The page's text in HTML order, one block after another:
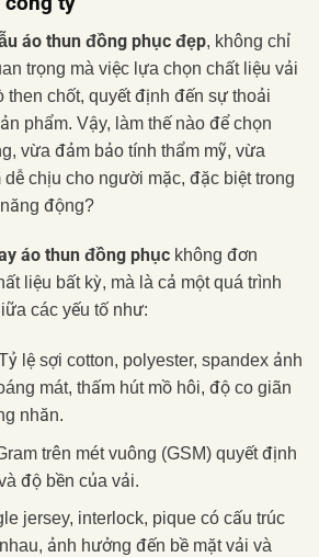
áo thun đồng phục đẹp, không chỉ
trọng mà việc lựa chọn chất liệu vải
then chốt, quyết định đến sự thoải
phẩm. Vậy, làm thế nào để chọn
vừa đảm bảo tính thẩm mỹ, vừa
chịu cho người mặc, đặc biệt trong
động?
áo thun đồng phục không đơn
liệu bất kỳ, mà là cả một quá trình
các yếu tố như:
lệ sợi cotton, polyester, spandex ảnh
mát, thấm hút mồ hôi, độ co giãn
nhăn.
trên mét vuông (GSM) quyết định
độ bền của vải.
jersey, interlock, pique có cấu trúc
ảnh hưởng đến bề mặt vải và